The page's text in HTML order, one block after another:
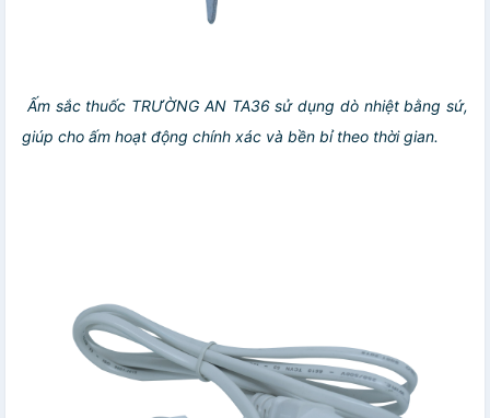
Ấm sắc thuốc TRƯỜNG AN TA36 sử dụng dò nhiệt bằng sứ,
giúp cho ấm hoạt động chính xác và bền bỉ theo thời gian.